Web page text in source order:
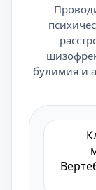
булимия и